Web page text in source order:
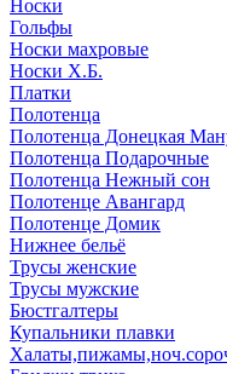
Носки
Гольфы
Носки махровые
Носки Х.Б.
Платки
Полотенца
Полотенца Донецкая
Полотенца Подарочные
Полотенца Нежный сон
Полотенце Авангард
Полотенце Домик
Нижнее бельё
Трусы женские
Трусы мужские
Бюстгалтеры
Купальники плавки